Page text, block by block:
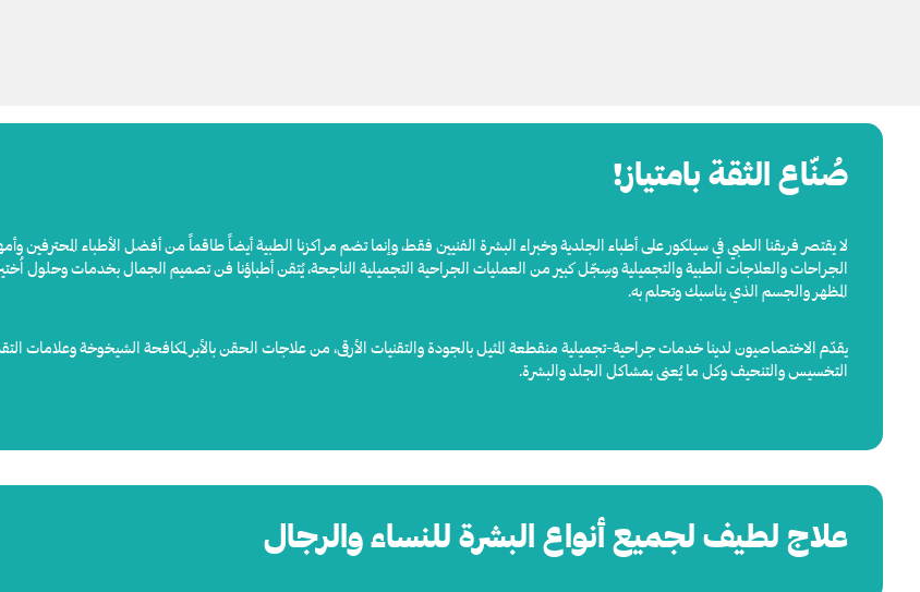
صُنّاع الثقة بامتياز!
لا يقتصر فريقنا الطبي في سيلكور على أطباء الجلدية وخبراء البشرة الفنيين فقط، وإنما تضم مراكزنا الطبية أيضاً طاقماً من أفضل الأطباء
الجراحات والعلاجات الطبية والتجميلية وسِجّل كبير من العمليات الجراحية التجميلية الناجحة، يُتقن أطباؤنا فن تصميم الجمال بخدمات وحلول
المظهر والجسم الذي يناسبك وتحلم به.
يقدّم الاختصاصيون لدينا خدمات جراحية-تجميلية منقطعة المثيل بالجودة والتقنيات الأرقى، من علاجات الحقن بالأبر لمكافحة الشيخوخة
التخسيس والتنحيف وكل ما يُعنى بمشاكل الجلد والبشرة.
علاج لطيف لجميع أنواع البشرة للنساء والرجال